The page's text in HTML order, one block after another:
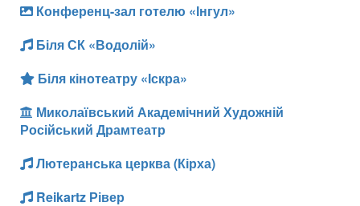
Конференц-зал готелю «Інгул»
Біля СК «Водолій»
Біля кінотеатру «Іскра»
Миколаївський Академічний Художній
Російський Драмтеатр
Лютеранська церква (Кірха)
Reikartz Рівер